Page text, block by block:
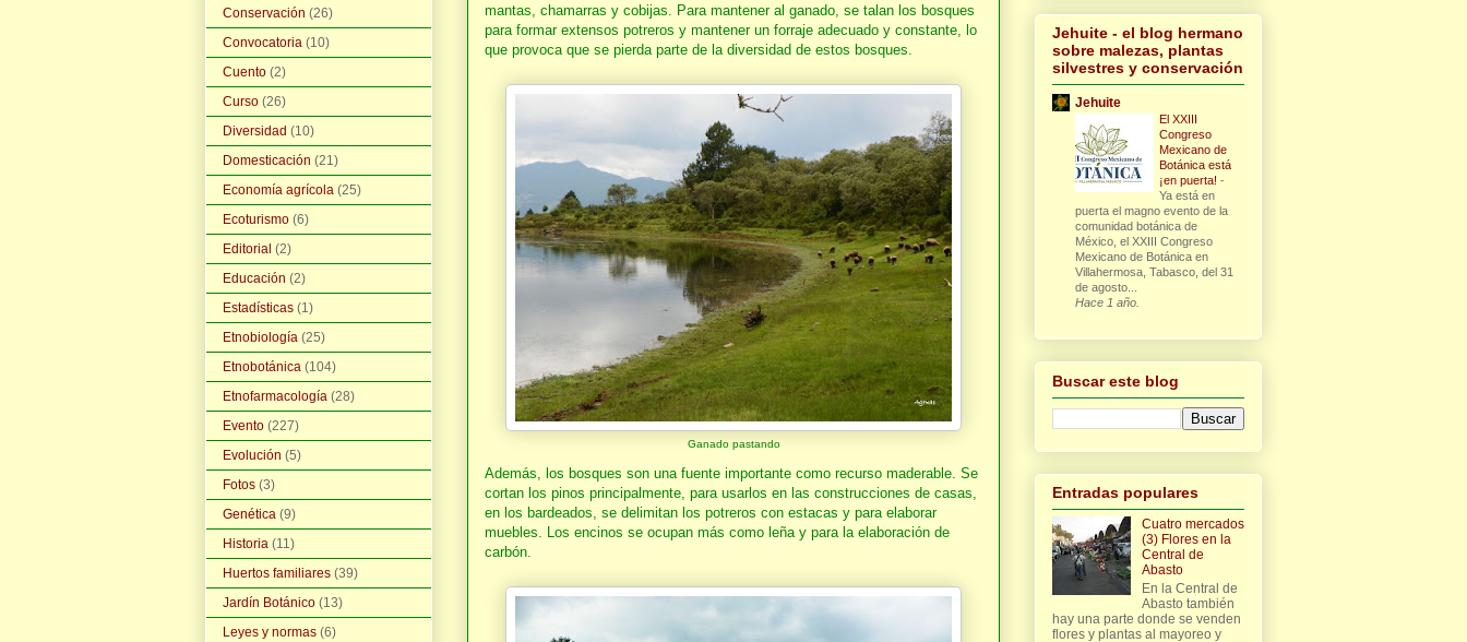
mantas, chamarras y cobijas. Para mantener al ganado, se talan los bosques
para formar extensos potreros y mantener un forraje adecuado y constante, lo
que provoca que se pierda parte de la diversidad de estos bosques.
Ganado pastando
Además, los bosques son una fuente importante como recurso maderable. Se
cortan los pinos principalmente, para usarlos en las construcciones de casas,
en los bardeados, se delimitan los potreros con estacas y para elaborar
muebles. Los encinos se ocupan más como leña y para la elaboración de
carbón.
Conservación (26)
Convocatoria (10)
Cuento (2)
Curso (26)
Diversidad (10)
Domesticación (21)
Economía agrícola (25)
Ecoturismo (6)
Editorial (2)
Educación (2)
Estadísticas (1)
Etnobiología (25)
Etnobotánica (104)
Etnofarmacología (28)
Evento (227)
Evolución (5)
Fotos (3)
Genética (9)
Historia (11)
Huertos familiares (39)
Jardín Botánico (13)
Leyes y normas (6)
Jehuite - el blog hermano
sobre malezas, plantas
silvestres y conservación
Jehuite
El XXIII
Congreso
Mexicano de
Botánica está
¡en puerta! -
Ya está en
puerta el magno evento de la
comunidad botánica de
México, el XXIII Congreso
Mexicano de Botánica en
Villahermosa, Tabasco, del 31
de agosto...
Hace 1 año.
Buscar este blog
Entradas populares
Cuatro mercados
(3) Flores en la
Central de
Abasto
En la Central de
Abasto también
hay una parte donde se venden
flores y plantas al mayoreo y